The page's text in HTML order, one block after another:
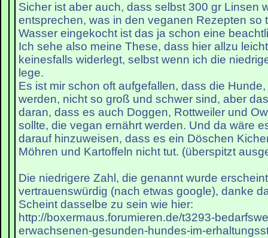
Sicher ist aber auch, dass selbst 300 gr Linsen
entsprechen, was in den veganen Rezepten so
Wasser eingekocht ist das ja schon eine
Ich sehe also meine These, dass hier allzu
keinesfalls widerlegt, selbst wenn ich die
lege.
Es ist mir schon oft aufgefallen, dass die
werden, nicht so groß und schwer sind, aber
daran, dass es auch Doggen, Rottweiler und
sollte, die vegan ernährt werden. Und da wäre
darauf hinzuweisen, dass es ein Döschen
Möhren und Kartoffeln nicht tut. (überspitzt
Die niedrigere Zahl, die genannt wurde
vertrauenswürdig (nach etwas google), danke
Scheint dasselbe zu sein wie hier:
http://boxermaus.forumieren.de/t3293-
erwachsenen-gesunden-hundes-im-